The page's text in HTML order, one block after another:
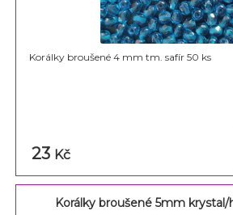
Korálky broušené 4 mm tm. safír 50 ks
23 Kč
Korálky broušené 5mm krystal/